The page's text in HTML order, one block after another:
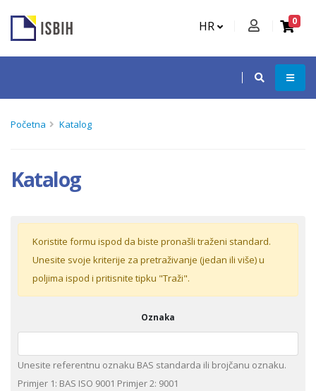
HR 0
Početna Katalog
Katalog
Koristite formu ispod da biste pronašli traženi standard.
Unesite svoje kriterije za pretraživanje (jedan ili više) u
poljima ispod i pritisnite tipku "Traži".
Oznaka
Unesite referentnu oznaku BAS standarda ili brojčanu oznaku.
Primjer 1: BAS ISO 9001 Primjer 2: 9001